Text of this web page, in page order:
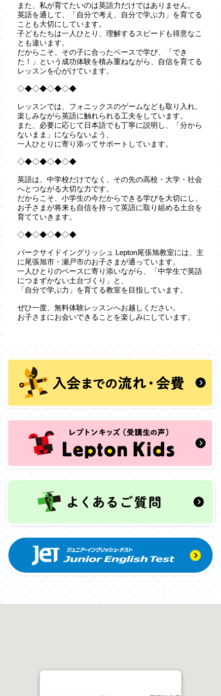
また、私が育てたいのは英語力だけではありません。
英語を通して、「自分で考え、自分で学ぶ力」を育てる
ことも大切にしています。
子どもたちは一人ひとり、理解するスピードも得意なこ
とも違います。
だからこそ、その子に合ったペースで学び、「でき
た！」という成功体験を積み重ねながら、自信を育てる
レッスンを心がけています。
◇◆◇◆◇◆◇◆
レッスンでは、フォニックスのゲームなども取り入れ、
楽しみながら英語に触れられる工夫をしています。
また、必要に応じて日本語でも丁寧に説明し、「分から
ないまま」にならないよう、
一人ひとりに寄り添ってサポートしています。
◇◆◇◆◇◆◇◆
英語は、中学校だけでなく、その先の高校・大学・社会
へとつながる大切な力です。
だからこそ、小学生の今だからできる学びを大切にし、
お子さまが将来も自信を持って英語に取り組める土台を
育てていきます。
◇◆◇◆◇◆◇◆
パークサイドイングリッシュ Lepton尾張旭教室には、主
に尾張旭市・瀬戸市のお子さまが通っています。
一人ひとりのペースに寄り添いながら、「中学生で英語
につまずかない土台づくり」と、
「自分で学ぶ力」を育てる教室を目指しています。
ぜひ一度、無料体験レッスンへお越しください。
お子さまにお会いできることを楽しみにしています。